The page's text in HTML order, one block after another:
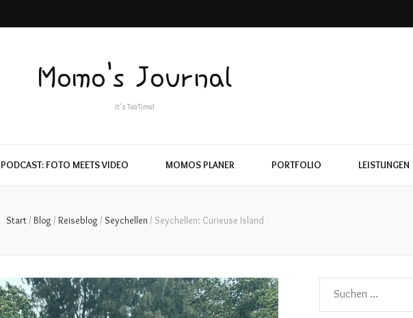
Momo's Journal
It's TeaTime!
PODCAST: FOTO MEETS VIDEO MOMOS PLANER PORTFOLIO LEISTUNGEN
Start/ Blog/ Reiseblog/ Seychellen/ Seychellen: Curieuse Island
Suchen
nach: